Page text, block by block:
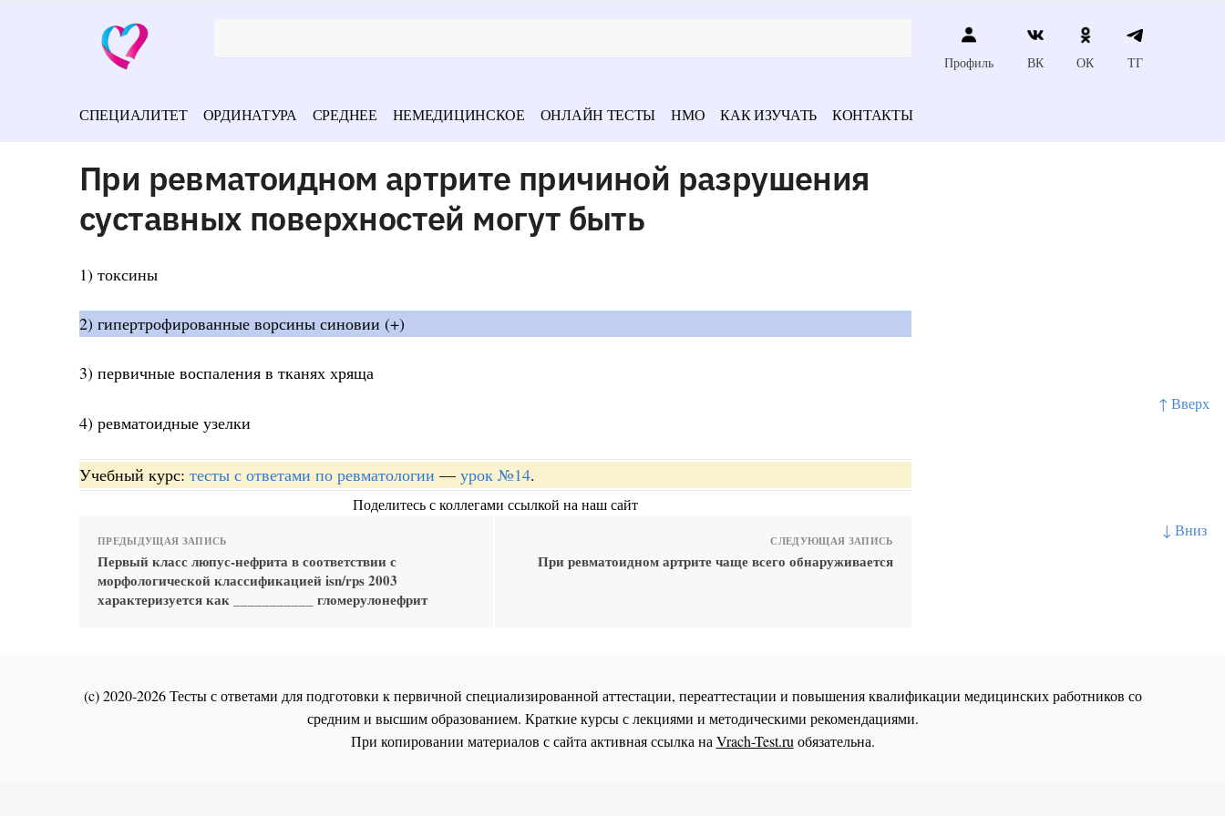
↑ Вверх
↓ Вниз
Профиль ВК ОК ТГ
СПЕЦИАЛИТЕТ ОРДИНАТУРА СРЕДНЕЕ НЕМЕДИЦИНСКОЕ ОНЛАЙН ТЕСТЫ НМО КАК ИЗУЧАТЬ КОНТАКТЫ
При ревматоидном артрите причиной разрушения
суставных поверхностей могут быть
1) токсины
2) гипертрофированные ворсины синовии (+)
3) первичные воспаления в тканях хряща
4) ревматоидные узелки
Учебный курс: тесты с ответами по ревматологии — урок №14.
Поделитесь с коллегами ссылкой на наш сайт
ПРЕДЫДУЩАЯ ЗАПИСЬ
Первый класс люпус-нефрита в соответствии с
морфологической классификацией isn/rps 2003
характеризуется как ___________ гломерулонефрит
СЛЕДУЮЩАЯ ЗАПИСЬ
При ревматоидном артрите чаще всего обнаруживается
(c) 2020-2026 Тесты с ответами для подготовки к первичной специализированной аттестации, переаттестации и повышения квалификации медицинских работников со
средним и высшим образованием. Краткие курсы с лекциями и методическими рекомендациями.
При копировании материалов с сайта активная ссылка наVrach-Test.ruобязательна.